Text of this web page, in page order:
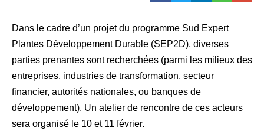
Dans le cadre d’un projet du programme Sud Expert
Plantes Développement Durable (SEP2D), diverses
parties prenantes sont recherchées (parmi les milieux des
entreprises, industries de transformation, secteur
financier, autorités nationales, ou banques de
développement). Un atelier de rencontre de ces acteurs
sera organisé le 10 et 11 février.